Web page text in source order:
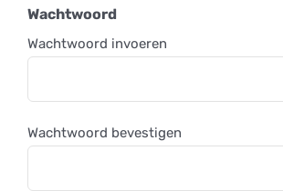
Wachtwoord
Wachtwoord invoeren
Wachtwoord bevestigen